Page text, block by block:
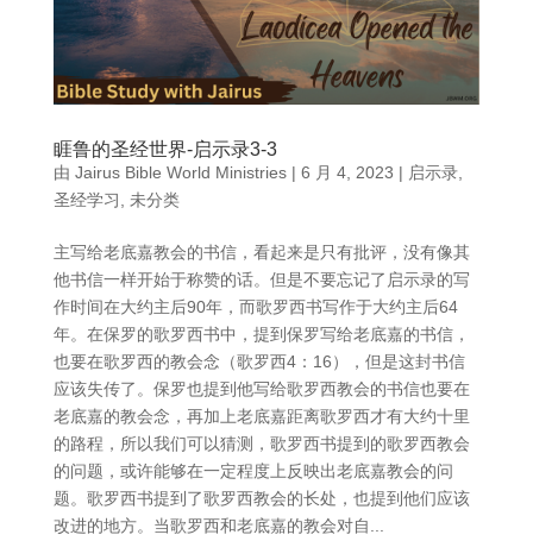
睚鲁的圣经世界-启示录3-3
由 Jairus Bible World Ministries| 6 月 4, 2023 | 启示录,
圣经学习
未分类
主写给老底嘉教会的书信，看起来是只有批评，没有像其
他书信一样开始于称赞的话。但是不要忘记了启示录的写
作时间在大约主后90年，而歌罗西书写作于大约主后64
年。在保罗的歌罗西书中，提到保罗写给老底嘉的书信，
也要在歌罗西的教会念（歌罗西4：16），但是这封书信
应该失传了。保罗也提到他写给歌罗西教会的书信也要在
老底嘉的教会念，再加上老底嘉距离歌罗西才有大约十里
的路程，所以我们可以猜测，歌罗西书提到的歌罗西教会
的问题，或许能够在一定程度上反映出老底嘉教会的问
题。歌罗西书提到了歌罗西教会的长处，也提到他们应该
改进的地方。当歌罗西和老底嘉的教会对自...